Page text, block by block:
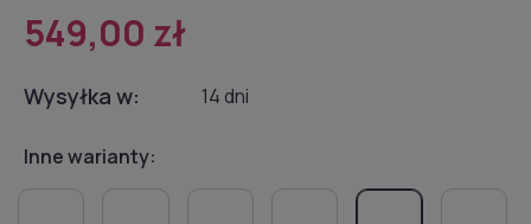
549,00 zł
Wysyłka w: 14 dni
Inne warianty: